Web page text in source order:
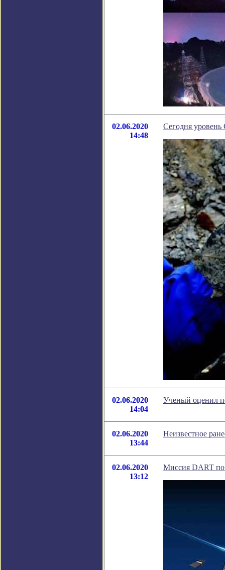
02.06.2020
14:48
Сегодня уровень
02.06.2020
14:04
Ученый оценил
02.06.2020
13:44
Неизвестное
02.06.2020
13:12
Миссия DART по